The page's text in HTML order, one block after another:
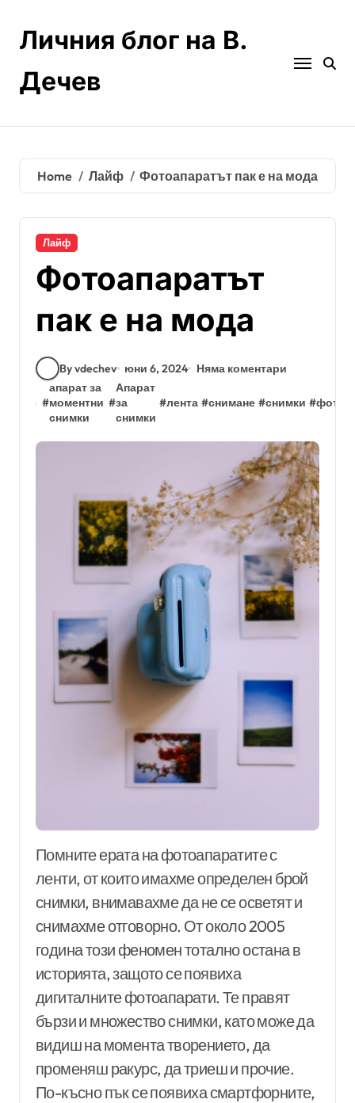
contentЛичния блог на В.
Дечев
Home Лайф Фотоапаратът пак е на мода
Лайф
Фотоапаратът
пак е на мода
By vdechev юни 6, 2024 Няма коментари
#
апарат за
моментни
снимки
#
Апарат
за
снимки
#лента #снимане #снимки #
Помните ерата на фотоапаратите с
ленти, от които имахме определен брой
снимки, внимавахме да не се осветят и
снимахме отговорно. От около 2005
година този феномен тотално остана в
историята, защото се появиха
дигиталните фотоапарати. Те правят
бързи и множество снимки, като може да
видиш на момента творението, да
променяш ракурс, да триеш и прочие.
По-късно пък се появиха смартфорните,